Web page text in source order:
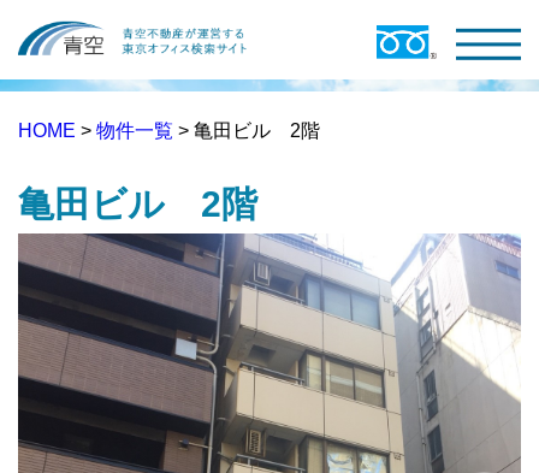
HOME > 物件一覧 > 亀田ビル 2階
亀田ビル 2階